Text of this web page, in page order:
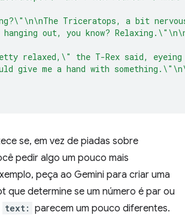
Triceratops, a bit
out, you know?
relaxed,\" the T-Rex said,
give me a hand with
se, em vez de piadas sobre
pedir algo um pouco mais
peça ao Gemini para criar uma
que determine se um número é par ou
text: parecem um pouco diferentes.